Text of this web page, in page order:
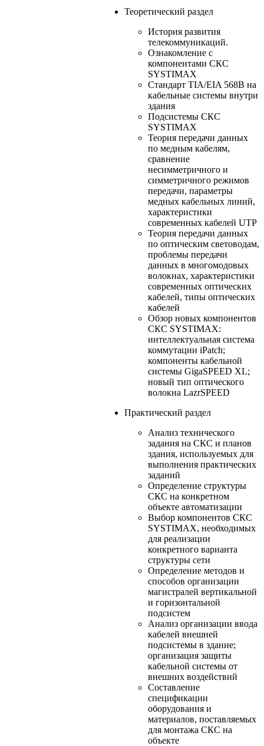
Теоретический раздел
История развития
телекоммуникаций.
Ознакомление с
компонентами СКС
SYSTIMAX
Стандарт TIA/EIA 568В на
кабельные системы внутри
здания
Подсистемы СКС
SYSTIMAX
Теория передачи данных
по медным кабелям,
сравнение
несимметричного и
симметричного режимов
передачи, параметры
медных кабельных линий,
характеристики
современных кабелей UTP
Теория передачи данных
по оптическим световодам,
проблемы передачи
данных в многомодовых
волокнах, характеристики
современных оптических
кабелей, типы оптических
кабелей
Обзор новых компонентов
СКС SYSTIMAX:
интеллектуальная система
коммутации iPatch;
компоненты кабельной
системы GigaSPEED XL;
новый тип оптического
волокна LazrSPEED
Практический раздел
Анализ технического
задания на СКС и планов
здания, используемых для
выполнения практических
заданий
Определение структуры
СКС на конкретном
объекте автоматизации
Выбор компонентов СКС
SYSTIMAX, необходимых
для реализации
конкретного варианта
структуры сети
Определение методов и
способов организации
магистралей вертикальной
и горизонтальной
подсистем
Анализ организации ввода
кабелей внешней
подсистемы в здание;
организация защиты
кабельной системы от
внешних воздействий
Составление
спецификации
оборудования и
материалов, поставляемых
для монтажа СКС на
объекте